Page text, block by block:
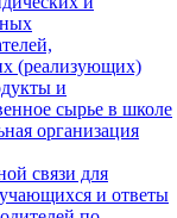
(реализующих)
и
сырье в школе
организация
связи для
и ответы